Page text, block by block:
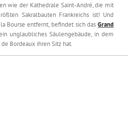
wie der Kathedrale Saint-André, die mit
Sakralbauten Frankreichs ist! Und
Bourse entfernt, befindet sich das Grand
unglaubliches Säulengebäude, in dem
Bordeaux ihren Sitz hat.